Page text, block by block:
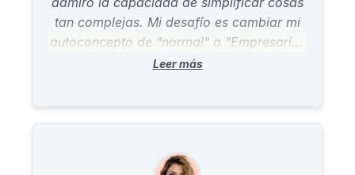
tan complejas. Mi desafío es cambiar mi
autoconcepto de "normal" a "Empresaria"
o CEO de empresa; aunque ya tenga un